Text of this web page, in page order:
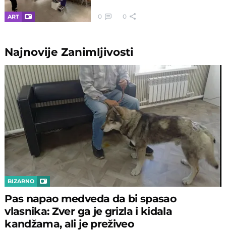
ART 0 0
NajnovijeZanimljivosti
BIZARNO
Pas napao medveda da bi spasao
vlasnika: Zver ga je grizla i kidala
kandžama, ali je preživeo